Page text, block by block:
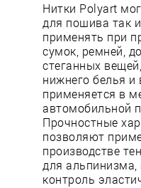
Нитки Polyart
для пошива так
применять при
сумок, ремней,
стеганных
нижнего белья
применяется в
автомобильной
Прочностные
позволяют
производстве
для альпинизма,
контроль